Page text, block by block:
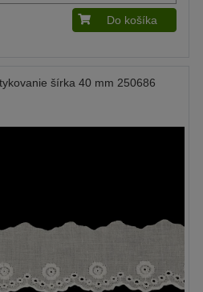
Do košíka
šírka 40 mm 250686